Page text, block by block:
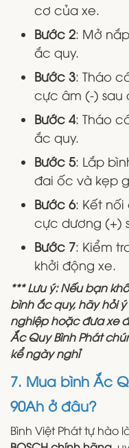
cơ của xe.
Bước 2: Mở
ắc quy.
Bước 3: Tháo
cực âm (-) sau
Bước 4: Tháo
ắc quy.
Bước 5: Lắp
đai ốc và kẹp
Bước 6: Kết
cực dương (+)
Bước 7: Kiểm
khởi động xe.
*** Lưu ý: Nếu bạn
bình ắc quy, hãy hỏi
nghiệp hoặc đưa xe
Ắc Quy Bình Phát
kể ngày nghỉ
7. Mua bình Ắc
90Ah ở đâu?
Bình Việt Phát tự hào